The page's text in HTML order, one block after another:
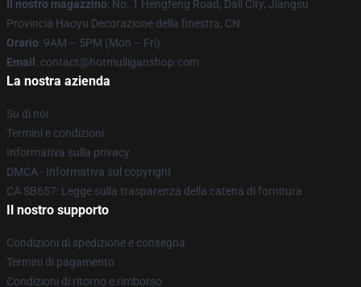
Il nostro magazzino: No. 1 Hengfeng Road, Dali City, Jiangsu
Provincia Haoyu Decorazione della finestra, CN
Orario: 9AM – 5PM (Mon – Fri)
Email : contact@hotmulliganshop.com
La nostra azienda
Su di noi
Termini e condizioni
Informativa sulla privacy
DMCA - Informativa sul copyright
CA SB657: Legge sulla trasparenza della catena di fornitura
Il nostro supporto
Condizioni di spedizione e consegna
Termini di pagamento
Condizioni di ritorno e rimborso